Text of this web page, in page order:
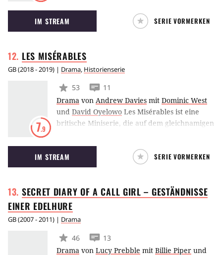
eines MMA-Dojo in Venice, Kalifornien und
kämpft nicht nur mit anderen MMA-Sportlern
im Ring, sondern auch mit ganz alltäglichen
IM STREAM SERIE VORMERKEN
LES MISÉRABLES
GB(2018 - 2019) | Drama, Historienserie
7.9
53
11
Drama von Andrew Davies mit Dominic West
und David Oyelowo Les Misérables ist eine
britische Miniserie, die auf dem gleichnamigen
hierzulande unter dem Titel Die Elenden
veröffentlicht wurde. Das BBC-Format umfasst
insgesamt sechs Episoden und wurde von
mit einer Adaption von Leo Tolstois Krieg und
Frieden befasst hatte.
IM STREAM SERIE VORMERKEN
SECRET DIARY OF A CALL GIRL – GESTÄNDNISSE
EINER EDELHURE
GB(2007 - 2011) | Drama
46
13
Drama von Lucy Prebble mit Billie Piper und